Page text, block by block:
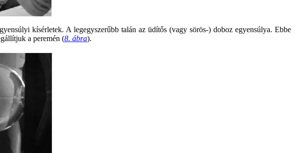
kísérletek. A legegyszerűbb talán az üdítős (vagy sörös-) doboz egyensúlya. Ebbe
a peremén (8. ábra).